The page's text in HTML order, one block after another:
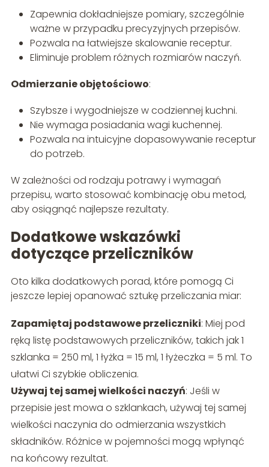
Zapewnia dokładniejsze pomiary, szczególnie
ważne w przypadku precyzyjnych przepisów.
Pozwala na łatwiejsze skalowanie receptur.
Eliminuje problem różnych rozmiarów naczyń.
Odmierzanie objętościowo:
Szybsze i wygodniejsze w codziennej kuchni.
Nie wymaga posiadania wagi kuchennej.
Pozwala na intuicyjne dopasowywanie receptur
do potrzeb.
W zależności od rodzaju potrawy i wymagań
przepisu, warto stosować kombinację obu metod,
aby osiągnąć najlepsze rezultaty.
Dodatkowe wskazówki
dotyczące przeliczników
Oto kilka dodatkowych porad, które pomogą Ci
jeszcze lepiej opanować sztukę przeliczania miar:
Zapamiętaj podstawowe przeliczniki: Miej pod
ręką listę podstawowych przeliczników, takich jak 1
szklanka = 250 ml, 1 łyżka = 15 ml, 1 łyżeczka = 5 ml. To
ułatwi Ci szybkie obliczenia.
Używaj tej samej wielkości naczyń: Jeśli w
przepisie jest mowa o szklankach, używaj tej samej
wielkości naczynia do odmierzania wszystkich
składników. Różnice w pojemności mogą wpłynąć
na końcowy rezultat.